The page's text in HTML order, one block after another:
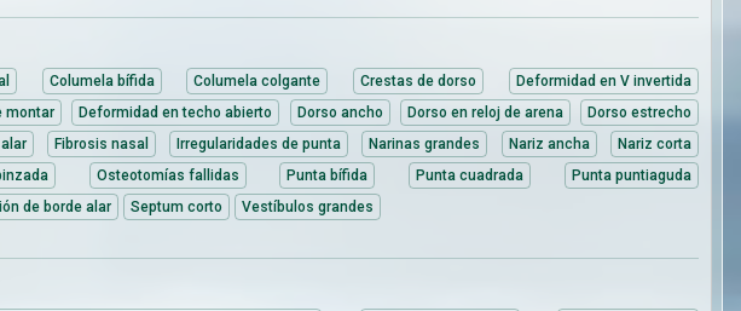
Columela bífida Columela colgante Crestas de dorso
Deformidad en V invertida
montar Deformidad en techo abierto Dorso ancho Dorso en reloj de arena
Dorso estrecho
Fibrosis nasal Irregularidades de punta Narinas grandes Nariz ancha
Nariz corta
Osteotomías fallidas Punta bífida Punta cuadrada
Punta puntiaguda
de borde alar Septum corto
Vestíbulos grandes